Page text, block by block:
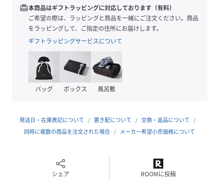
▼お気に入り登録のおすすめ▼
お気に入り登録商品は、マイページにて現在の価格情報や在
庫状況の確認が可能です。
お買い物リストの管理に是非ご利用下さい。
店舗にてお問い合わせの際は、下記の品番をお申し付け下さ
品番：AA95-21B189
性別タイプ レディース
redeem本商品はギフトラッピングに対応しております（有料）
ご希望の際は、ラッピングと商品を一緒にご注文ください。商品
をラッピングして、ご指定の住所にお届けします。
ギフトラッピングサービスについて
バッグ ボックス 風呂敷
発送日・在庫表記について 置き配について
交換・返品について
同時に複数の商品を注文された場合
メーカー希望小売価格について
シェア ROOMに投稿